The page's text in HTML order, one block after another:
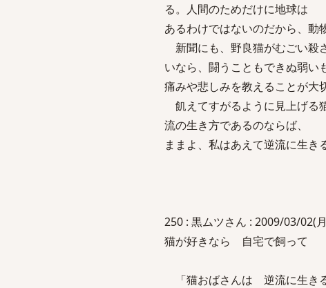
る。人間のためだけに地球は
あるわけではないのだから、動
新聞にも、野良猫がむごい殺
いなら、闘うこともできぬ弱い
痛みや悲しみを教えることが大
飢えてすがるように見上げる
流の生き方であるのならば、
ままよ、私はあえて逆流に生きる
250 : 黒ムツさん : 2009/03/02(
猫が好きなら 自宅で飼って
「猫おばさんは 逆流に生き